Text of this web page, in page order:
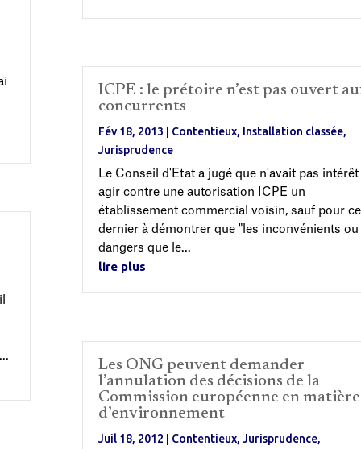
ICPE : le prétoire n’est pas ouvert
concurrents
Fév 18, 2013 Contentieux, Installation classée,
Jurisprudence
Le Conseil d'Etat a jugé que n'avait pas intérêt
agir contre une autorisation ICPE un
établissement commercial voisin, sauf pour ce
dernier à démontrer que "les inconvénients ou
dangers que le...
lire plus
Les ONG peuvent demander
l’annulation des décisions de la
Commission européenne en matière
d’environnement
Juil 18, 2012 Contentieux, Jurisprudence,